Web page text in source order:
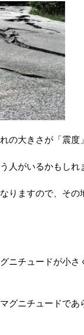
の大きさが「震度
人がいるかもしれ
りますので、その
ニチュードが小さ
グニチュードであ